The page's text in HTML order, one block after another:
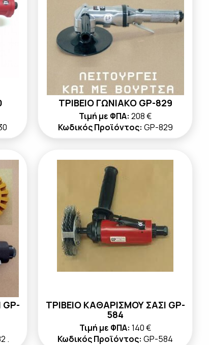
ΤΡΙΒΕΙΟ ΓΩΝΙΑΚΟ GP-829
Τιμή με ΦΠΑ: 208 €
Κωδικός Προϊόντος: GP-829
.
ΤΡΙΒΕΙΟ ΚΑΘΑΡΙΣΜΟΥ ΣΑΣΙ GP-
584
Τιμή με ΦΠΑ: 140 €
Κωδικός Προϊόντος: GP-584